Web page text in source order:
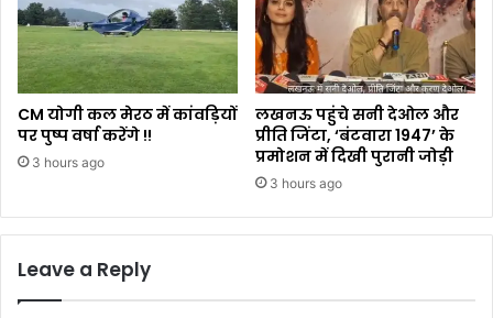
CM योगी कल मेरठ में कांवड़ियों
पर पुष्प वर्षा करेंगे !!
3 hours ago
लखनऊ पहुंचे सनी देओल और
प्रीति जिंटा, ‘बंटवारा 1947’ के
प्रमोशन में दिखी पुरानी जोड़ी
3 hours ago
Leave a Reply